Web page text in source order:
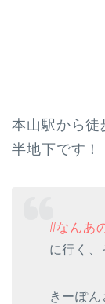
本山駅から徒
半地下です！
#なんあ
に行く、
きーぽ